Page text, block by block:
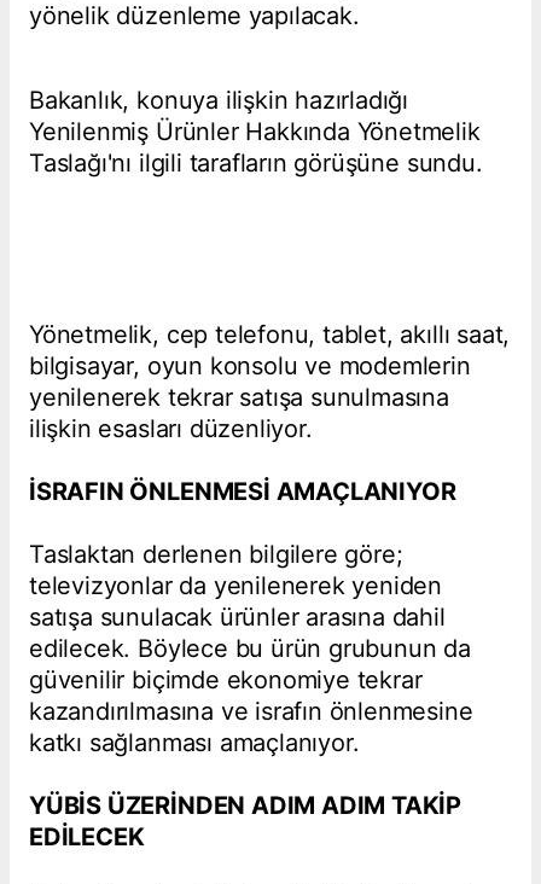
yönelik düzenleme yapılacak.
Bakanlık, konuya ilişkin hazırladığı
Yenilenmiş Ürünler Hakkında Yönetmelik
Taslağı'nı ilgili tarafların görüşüne sundu.
Yönetmelik, cep telefonu, tablet, akıllı saat,
bilgisayar, oyun konsolu ve modemlerin
yenilenerek tekrar satışa sunulmasına
ilişkin esasları düzenliyor.
İSRAFIN ÖNLENMESİ AMAÇLANIYOR
Taslaktan derlenen bilgilere göre;
televizyonlar da yenilenerek yeniden
satışa sunulacak ürünler arasına dahil
edilecek. Böylece bu ürün grubunun da
güvenilir biçimde ekonomiye tekrar
kazandırılmasına ve israfın önlenmesine
katkı sağlanması amaçlanıyor.
YÜBİS ÜZERİNDEN ADIM ADIM TAKİP
EDİLECEK